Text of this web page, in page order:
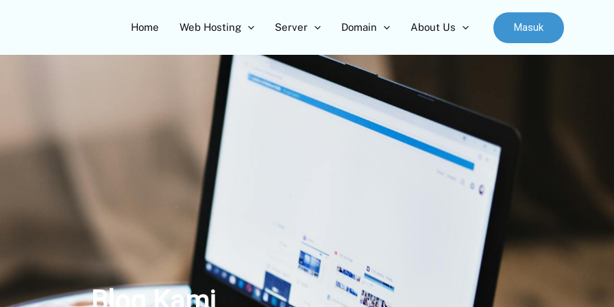
Home Web Hosting Server Domain About Us Masuk